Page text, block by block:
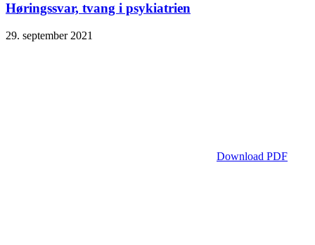
Høringssvar, tvang i psykiatrien
29. september 2021
Download PDF